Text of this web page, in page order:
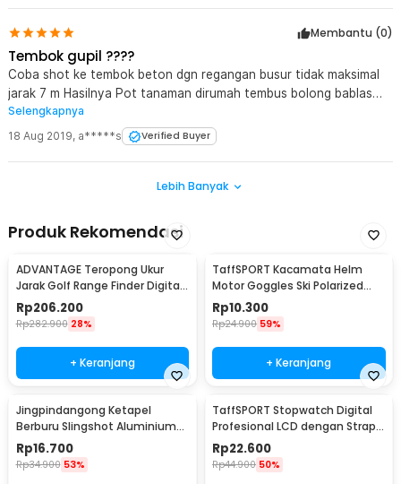
Membantu (0)
Tembok gupil ????
Coba shot ke tembok beton dgn regangan busur tidak maksimal
jarak 7 m Hasilnya Pot tanaman dirumah tembus bolong bablas
tembok gupil alias ga mulus lagiMata anak panah masih utuh
Selengkapnya
18 Aug 2019, a*****s Verified Buyer
Lebih Banyak
Produk Rekomendasi
ADVANTAGE Teropong Ukur
Jarak Golf Range Finder Digital
7x18 - AD-964
Rp206.200
Rp282.900 28%
+ Keranjang
TaffSPORT Kacamata Helm
Motor Goggles Ski Polarized
UV400 Windproof - X400
Rp10.300
Rp24.900 59%
+ Keranjang
Jingpindangong Ketapel
Berburu Slingshot Aluminium
Alloy - OD-014
Rp16.700
Rp34.900 53%
TaffSPORT Stopwatch Digital
Profesional LCD dengan Strap -
ZSD-808
Rp22.600
Rp44.900 50%